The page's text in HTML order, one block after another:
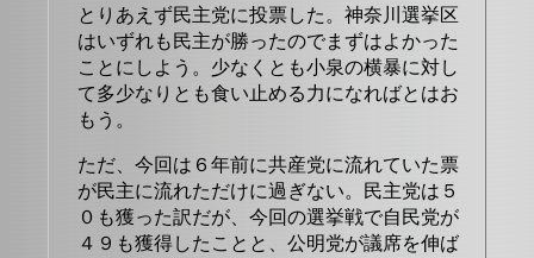
とりあえず民主党に投票した。神奈川選挙区
はいずれも民主が勝ったのでまずはよかった
ことにしよう。少なくとも小泉の横暴に対し
て多少なりとも食い止める力になればとはお
もう。
ただ、今回は６年前に共産党に流れていた票
が民主に流れただけに過ぎない。民主党は５
０も獲った訳だが、今回の選挙戦で自民党が
４９も獲得したことと、公明党が議席を伸ば